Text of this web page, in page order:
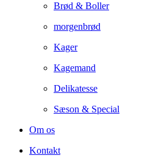
Brød & Boller
morgenbrød
Kager
Kagemand
Delikatesse
Sæson & Special
Om os
Kontakt